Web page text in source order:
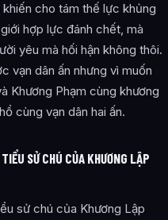
cho tám thế lực khủng
hợp lực đánh chết, mà
yêu mà hối hận không thôi.
vạn dân ấn nhưng vì muốn
Khương Phạm cùng khương
cùng vạn dân hai ấn.
SỬ CHÚ CỦA KHƯƠNG LẬP
sử chú của Khương Lập